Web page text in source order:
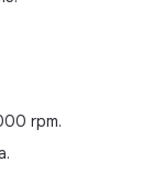
rpm.